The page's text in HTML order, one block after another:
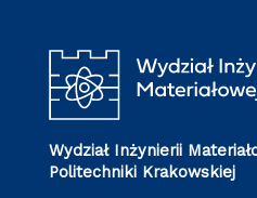
Wydział Inżynierii
Politechniki Krakowskiej